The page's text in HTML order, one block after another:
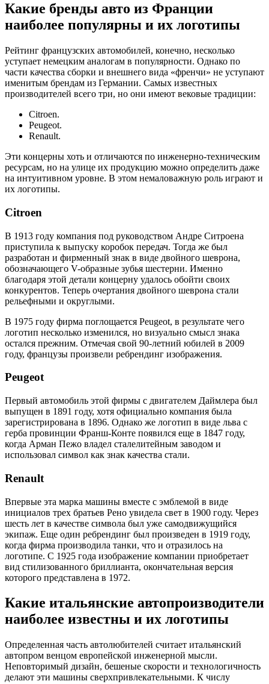
Какие бренды авто из Франции
наиболее популярны и их логотипы
Рейтинг французских автомобилей, конечно, несколько
уступает немецким аналогам в популярности. Однако по
части качества сборки и внешнего вида «френчи» не уступают
именитым брендам из Германии. Самых известных
производителей всего три, но они имеют вековые традиции:
Citroen.
Peugeot.
Renault.
Эти концерны хоть и отличаются по инженерно-техническим
ресурсам, но на улице их продукцию можно определить даже
на интуитивном уровне. В этом немаловажную роль играют и
их логотипы.
Citroen
В 1913 году компания под руководством Андре Ситроена
приступила к выпуску коробок передач. Тогда же был
разработан и фирменный знак в виде двойного шеврона,
обозначающего V-образные зубья шестерни. Именно
благодаря этой детали концерну удалось обойти своих
конкурентов. Теперь очертания двойного шеврона стали
рельефными и округлыми.
В 1975 году фирма поглощается Peugeot, в результате чего
логотип несколько изменился, но визуально смысл знака
остался прежним. Отмечая свой 90-летний юбилей в 2009
году, французы произвели ребрендинг изображения.
Peugeot
Первый автомобиль этой фирмы с двигателем Даймлера был
выпущен в 1891 году, хотя официально компания была
зарегистрирована в 1896. Однако же логотип в виде льва с
герба провинции Франш-Конте появился еще в 1847 году,
когда Арман Пежо владел сталелитейным заводом и
использовал символ как знак качества стали.
Renault
Впервые эта марка машины вместе с эмблемой в виде
инициалов трех братьев Рено увидела свет в 1900 году. Через
шесть лет в качестве символа был уже самодвижущийся
экипаж. Еще один ребрендинг был произведен в 1919 году,
когда фирма производила танки, что и отразилось на
логотипе. С 1925 года изображение компании приобретает
вид стилизованного бриллианта, окончательная версия
которого представлена в 1972.
Какие итальянские автопроизводители
наиболее известны и их логотипы
Определенная часть автолюбителей считает итальянский
автопром венцом европейской инженерной мысли.
Неповторимый дизайн, бешеные скорости и технологичность
делают эти машины сверхпривлекательными. К числу